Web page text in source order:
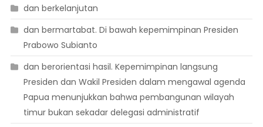
dan berkelanjutan
dan bermartabat. Di bawah kepemimpinan Presiden
Prabowo Subianto
dan berorientasi hasil. Kepemimpinan langsung
Presiden dan Wakil Presiden dalam mengawal agenda
Papua menunjukkan bahwa pembangunan wilayah
timur bukan sekadar delegasi administratif